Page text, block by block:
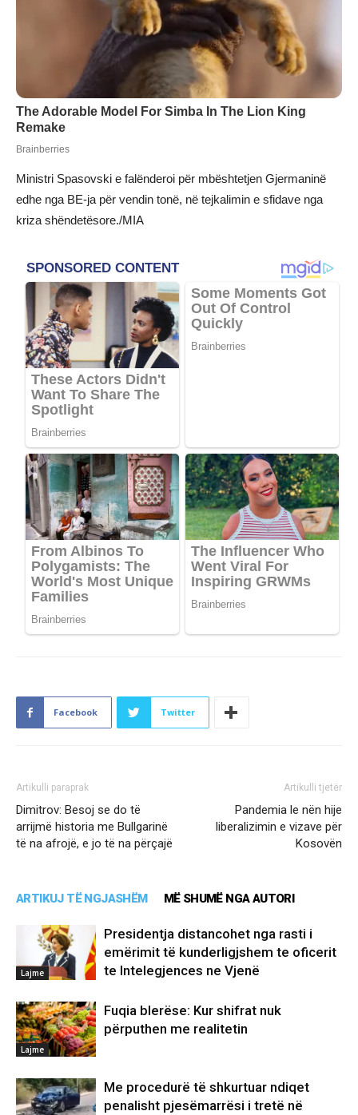
Ministri Spasovski e falënderoi për mbështetjen Gjermaninë
edhe nga BE-ja për vendin tonë, në tejkalimin e sfidave nga
kriza shëndetësore./MIA
Facebook Twitter
Artikulli paraprak
Dimitrov: Besoj se do të
arrijmë historia me Bullgarinë
të na afrojë, e jo të na përçajë
Artikulli tjetër
Pandemia le nën hije
liberalizimin e vizave për
Kosovën
ARTIKUJ TË NGJASHËM MË SHUMË NGA AUTORI
Lajme
Presidentja distancohet nga rasti i
emërimit të kunderligjshem te oficerit
te Intelegjences ne Vjenë
Lajme
Fuqia blerëse: Kur shifrat nuk
përputhen me realitetin
Me procedurë të shkurtuar ndiqet
penalisht pjesëmarrësi i tretë në